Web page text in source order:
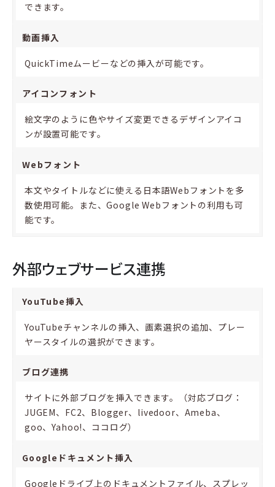
できます。
動画挿入
QuickTimeムービーなどの挿入が可能です。
アイコンフォント
絵文字のように色やサイズ変更できるデザインアイコ
ンが設置可能です。
Webフォント
本文やタイトルなどに使える日本語Webフォントを多
数使用可能。また、Google Webフォントの利用も可
能です。
外部ウェブサービス連携
YouTube挿入
YouTubeチャンネルの挿入、画素選択の追加、プレー
ヤースタイルの選択ができます。
ブログ連携
サイトに外部ブログを挿入できます。（対応ブログ：
JUGEM、FC2、Blogger、livedoor、Ameba、
goo、Yahoo!、ココログ）
Googleドキュメント挿入
Googleドライブ上のドキュメントファイル、スプレッ